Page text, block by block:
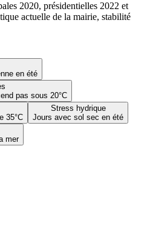
en été
pas sous 20°C
35°C
Stress hydrique
Jours avec sol sec en été
mer
2020, présidentielles 2022 et
actuelle de la mairie, stabilité